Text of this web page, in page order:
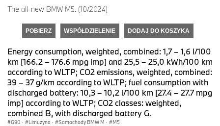
The all-new BMW M5. (10/2024)
POBIERZ WSPÓŁDZIELENIE DODAJ DO KOSZYKA
Energy consumption, weighted, combined: 1,7 – 1,6 l/100
km [166.2 – 176.6 mpg imp] and 25,5 – 25,0 kWh/100 km
according to WLTP; CO2 emissions, weighted, combined:
39 – 37 g/km according to WLTP; fuel consumption with
discharged battery: 10,3 – 10,2 l/100 km [27.4 – 27.7 mpg
imp] according to WLTP; CO2 classes: weighted,
combined B, with discharged battery G.
G90 · Limuzyna · Samochody BMW M · M5